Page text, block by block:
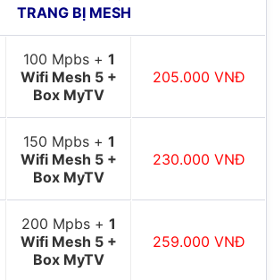
TRANG BỊ MESH
100 Mpbs + 1
Wifi Mesh 5 +
Box MyTV
205.000 VNĐ
150 Mpbs + 1
Wifi Mesh 5 +
Box MyTV
230.000 VNĐ
200 Mpbs + 1
Wifi Mesh 5 +
Box MyTV
259.000 VNĐ